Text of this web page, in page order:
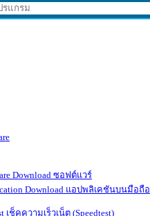
ซอฟต์แวร์
แอปพลิเคชันบนมือถือ
เช็คความเร็วเน็ต (Speedtest)